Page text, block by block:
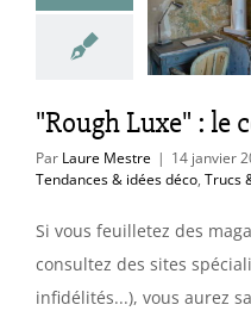
?
& matières
& astuces
"Rough Luxe" : le
Par Laure Mestre | 14 janvier
Tendances & idées déco, Trucs
Si vous feuilletez des
consultez des sites
infidélités...), vous aurez